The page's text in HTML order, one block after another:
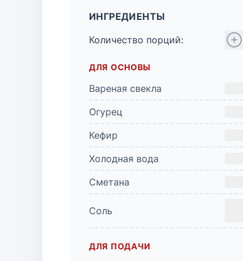
ИНГРЕДИЕНТЫ
Количество порций:
ДЛЯ ОСНОВЫ
Вареная свекла
Огурец
Кефир
Холодная вода
Сметана
Соль
ДЛЯ ПОДАЧИ